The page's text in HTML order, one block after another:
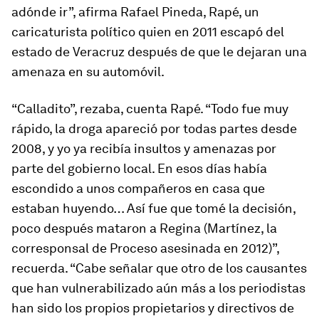
adónde ir”, afirma Rafael Pineda, Rapé, un
caricaturista político quien en 2011 escapó del
estado de Veracruz después de que le dejaran una
amenaza en su automóvil.
“Calladito”, rezaba, cuenta Rapé. “Todo fue muy
rápido, la droga apareció por todas partes desde
2008, y yo ya recibía insultos y amenazas por
parte del gobierno local. En esos días había
escondido a unos compañeros en casa que
estaban huyendo… Así fue que tomé la decisión,
poco después mataron a Regina (Martínez, la
corresponsal de Proceso asesinada en 2012)”,
recuerda. “Cabe señalar que otro de los causantes
que han vulnerabilizado aún más a los periodistas
han sido los propios propietarios y directivos de